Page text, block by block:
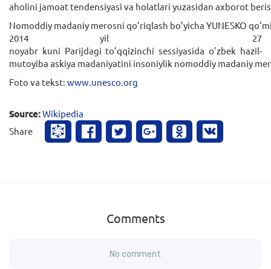
aholini jamoat tendensiyasi va holatlari yuzasidan axborot
Nomoddiy madaniy merosni qo’riqlash bo’yicha YUNESKO
2014 yil 27
noyabr kuni Parijdagi to’qqizinchi sessiyasida o’zbek hazil-
mutoyiba askiya madaniyatini insoniylik nomoddiy madaniy
Foto va tekst: www.unesco.org
Source:Wikipedia
Share
Comments
No comment.